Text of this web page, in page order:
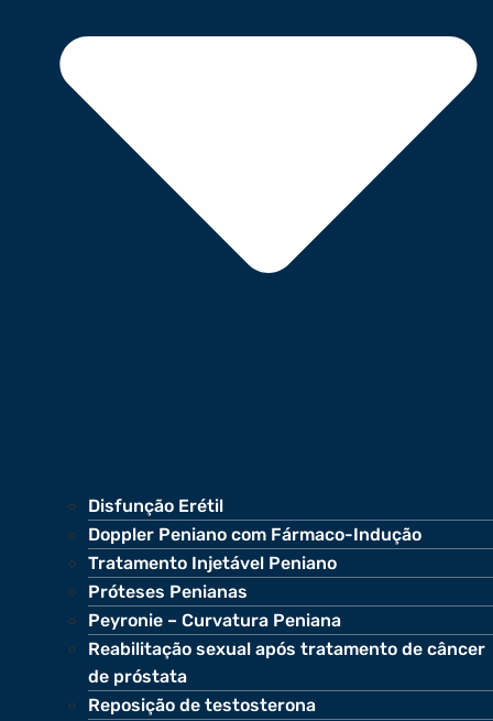
Disfunção Erétil
Doppler Peniano com Fármaco-Indução
Tratamento Injetável Peniano
Próteses Penianas
Peyronie – Curvatura Peniana
Reabilitação sexual após tratamento de câncer
de próstata
Reposição de testosterona